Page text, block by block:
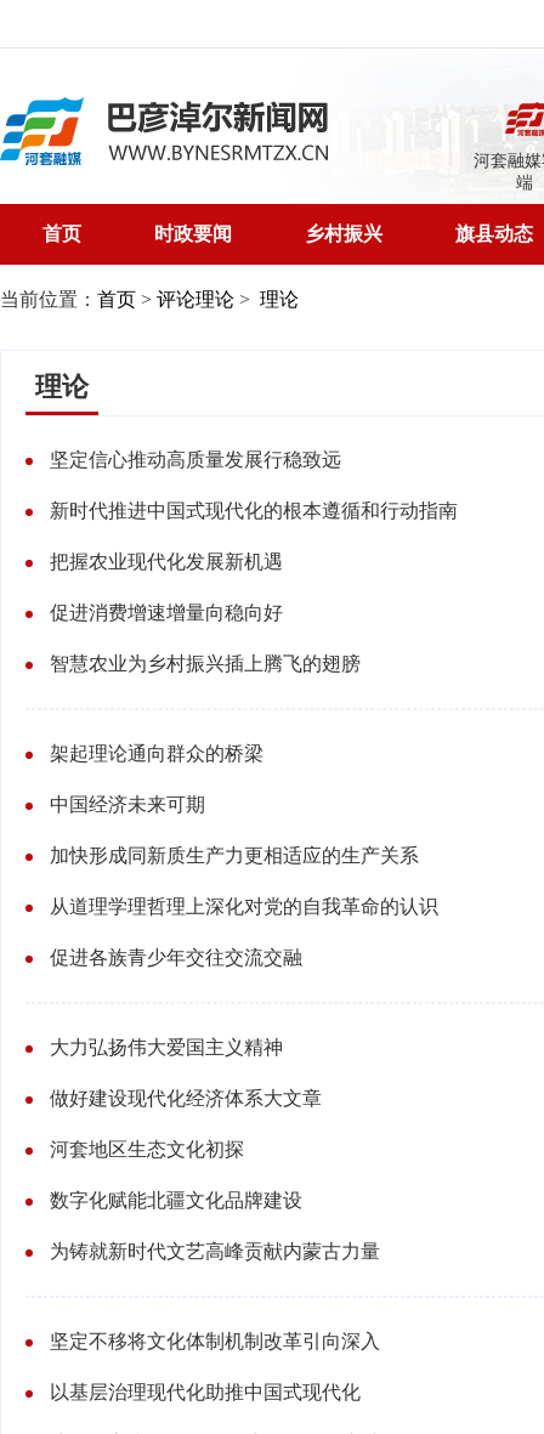
河套融
端
首页 时政要闻 乡村振兴 旗县动态
当前位置： 首页 > 评论理论 > 理论
理论
坚定信心推动高质量发展行稳致远
新时代推进中国式现代化的根本遵循和行动指南
把握农业现代化发展新机遇
促进消费增速增量向稳向好
智慧农业为乡村振兴插上腾飞的翅膀
架起理论通向群众的桥梁
中国经济未来可期
加快形成同新质生产力更相适应的生产关系
从道理学理哲理上深化对党的自我革命的认识
促进各族青少年交往交流交融
大力弘扬伟大爱国主义精神
做好建设现代化经济体系大文章
河套地区生态文化初探
数字化赋能北疆文化品牌建设
为铸就新时代文艺高峰贡献内蒙古力量
坚定不移将文化体制机制改革引向深入
以基层治理现代化助推中国式现代化